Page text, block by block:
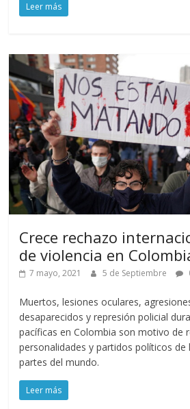
Leer más
Crece rechazo
de violencia en
7 mayo, 2021 5 de Septiembre
Muertos, lesiones oculares,
desaparecidos y represión policial
pacíficas en Colombia son motivo de
personalidades y partidos políticos de
partes del mundo.
Leer más